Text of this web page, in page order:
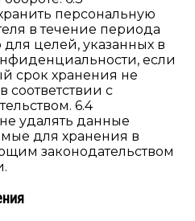
персональную
в течение периода
целей, указанных в
если
срок хранения не
соответствии с
6.4
удалять данные
для хранения в
законодательством